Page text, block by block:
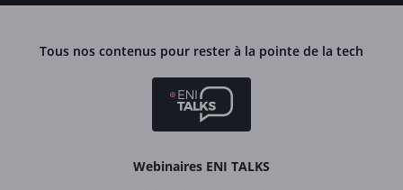
Tous nos contenus pour rester à la pointe de la tech
Webinaires ENI TALKS